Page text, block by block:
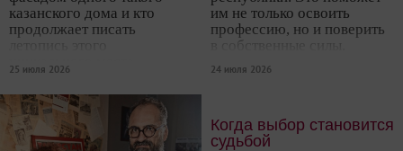
казанского дома и кто
продолжает писать
уникального места.
25 июля 2026
им не только освоить
профессию, но и поверить
в собственные силы.
24 июля 2026
Когда выбор становится
судьбой